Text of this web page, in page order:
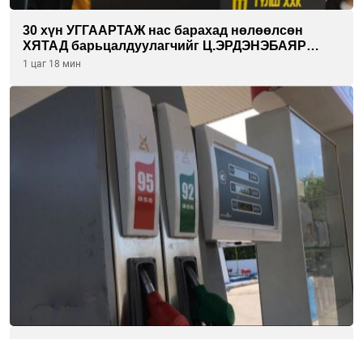
30 хүн УГГААРТАЖ нас барахад нөлөөлсөн
ХЯТАД барьцалдуулагчийг Ц.ЭРДЭНЭБАЯР
захирал дахин худалдаж авахаар болжээ
1 цаг 18 мин